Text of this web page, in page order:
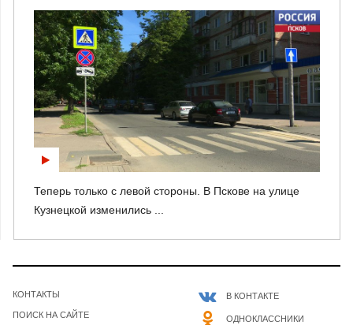
Теперь только с левой стороны. В Пскове на улице
Кузнецкой изменились ...
КОНТАКТЫ
ПОИСК НА САЙТЕ
В КОНТАКТЕ
ОДНОКЛАССНИКИ